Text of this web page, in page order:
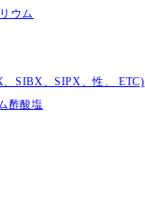
ウム
、SIBX、SIPX、性、 ETC)
酢酸塩